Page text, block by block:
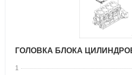
ГОЛОВКА БЛОКА
1